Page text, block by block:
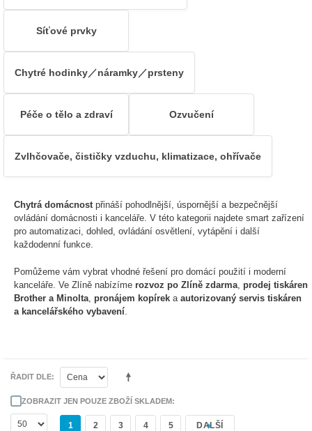
Síťové prvky
Chytré hodinky／náramky／prsteny
Péče o tělo a zdraví Ozvučení
Zvlhčovače, čističky vzduchu, klimatizace, ohřívače
Chytrá domácnostpřináší pohodlnější, úspornější a bezpečnější
ovládání domácnosti i kanceláře. V této kategorii najdete smart zařízení
pro automatizaci, dohled, ovládání osvětlení, vytápění i další
každodenní funkce.
Pomůžeme vám vybrat vhodné řešení pro domácí použití i moderní
kanceláře. Ve Zlíně nabízíme rozvoz po Zlíně zdarma prodej tiskáren
Brother a Minolta pronájem kopírek a autorizovaný servis tiskáren
a kancelářského vybavení
ŘADIT DLE
ZOBRAZIT JEN POUZE ZBOŽÍ SKLADEM
1 2 3 4 5 DALŠÍ